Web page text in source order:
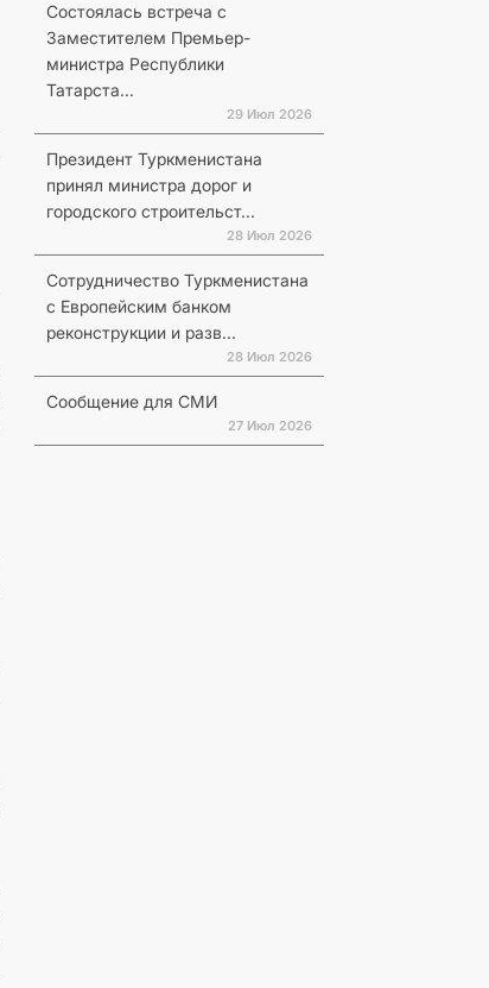
Состоялась встреча с
Заместителем Премьер-
министра Республики
Татарста...
29 Июл 2026
Президент Туркменистана
принял министра дорог и
городского строительст...
28 Июл 2026
Сотрудничество Туркменистана
с Европейским банком
реконструкции и разв...
28 Июл 2026
Сообщение для СМИ
27 Июл 2026